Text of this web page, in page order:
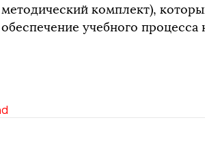
методический комплект),
обеспечение учебного процесса